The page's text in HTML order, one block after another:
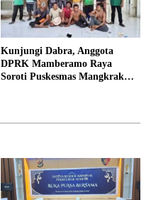
Kunjungi Dabra, Anggota
DPRK Mamberamo Raya
Soroti Puskesmas Mangkrak